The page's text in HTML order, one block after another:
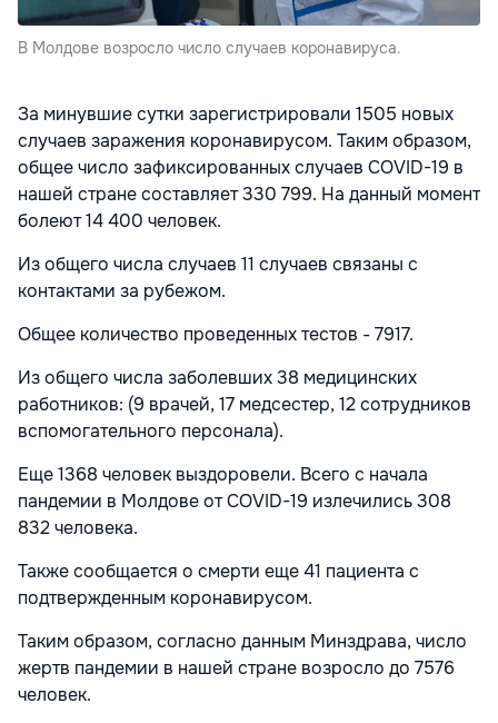
В Молдове возросло число случаев коронавируса.
За минувшие сутки зарегистрировали 1505 новых
случаев заражения коронавирусом. Таким образом,
общее число зафиксированных случаев COVID-19 в
нашей стране составляет 330 799. На данный момент
болеют 14 400 человек.
Из общего числа случаев 11 случаев связаны с
контактами за рубежом.
Общее количество проведенных тестов - 7917.
Из общего числа заболевших 38 медицинских
работников: (9 врачей, 17 медсестер, 12 сотрудников
вспомогательного персонала).
Еще 1368 человек выздоровели. Всего с начала
пандемии в Молдове от COVID-19 излечились 308
832 человека.
Также сообщается о смерти еще 41 пациента с
подтвержденным коронавирусом.
Таким образом, согласно данным Минздрава, число
жертв пандемии в нашей стране возросло до 7576
человек.